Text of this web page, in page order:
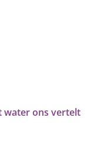
water ons vertelt